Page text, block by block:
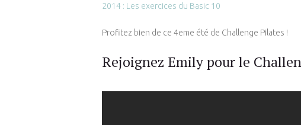
2014 : Les exercices du Basic 10
Profitez bien de ce 4eme été de Challenge Pilates !
Rejoignez Emily pour le